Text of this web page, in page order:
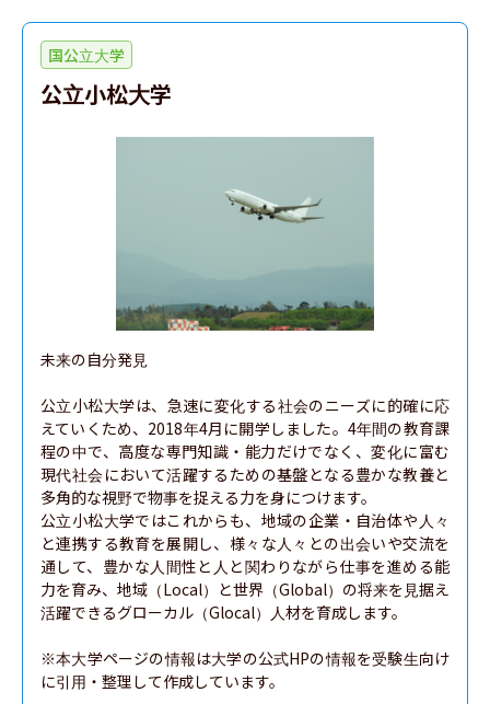
国公立大学
公立小松大学
未来の自分発見
公立小松大学は、急速に変化する社会のニーズに的確に応
えていくため、2018年4月に開学しました。4年間の教育課
程の中で、高度な専門知識・能力だけでなく、変化に富む
現代社会において活躍するための基盤となる豊かな教養と
多角的な視野で物事を捉える力を身につけます。
公立小松大学ではこれからも、地域の企業・自治体や人々
と連携する教育を展開し、様々な人々との出会いや交流を
通して、豊かな人間性と人と関わりながら仕事を進める能
力を育み、地域（Local）と世界（Global）の将来を見据え
活躍できるグローカル（Glocal）人材を育成します。
※本大学ページの情報は大学の公式HPの情報を受験生向け
に引用・整理して作成しています。